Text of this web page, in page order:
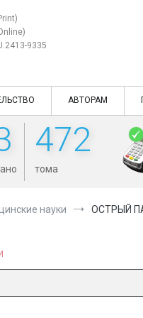
9335
АВТОРАМ
472
тома
науки ОСТРЫЙ